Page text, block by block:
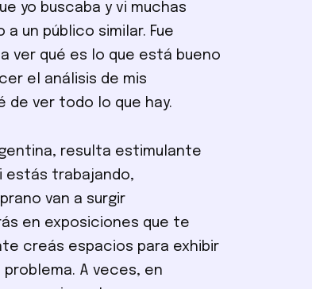
yo buscaba y vi muchas
un público similar. Fue
ver qué es lo que está bueno
el análisis de mis
de ver todo lo que hay.
resulta estimulante
estás trabajando,
van a surgir
en exposiciones que te
creás espacios para exhibir
A veces, en